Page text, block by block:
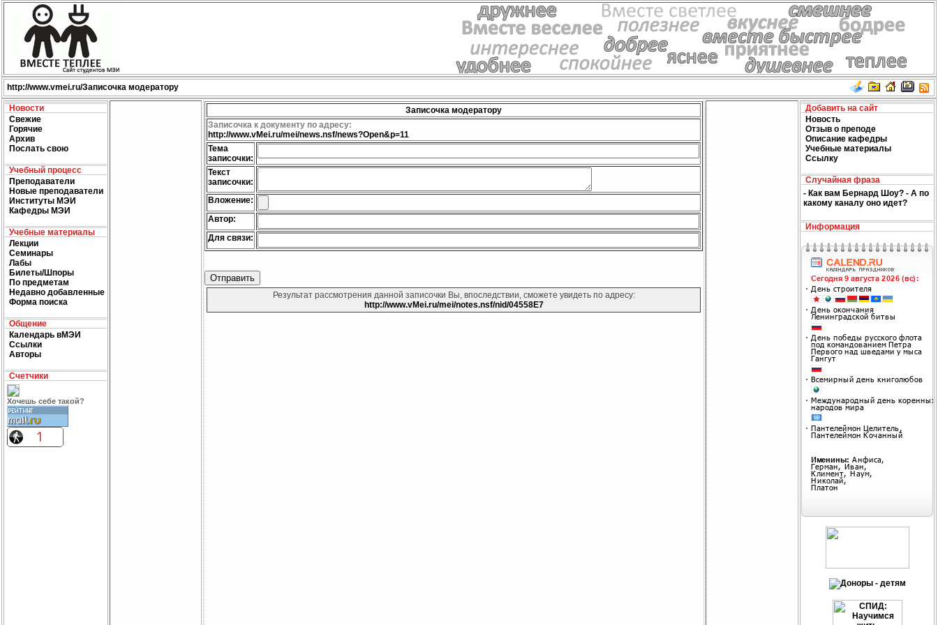
http://www.vmei.ru/Записочка модератору
Новости
Свежие
Горячие
Архив
Послать свою
Учебный процесс
Преподаватели
Новые преподаватели
Институты МЭИ
Кафедры МЭИ
Учебные материалы
Лекции
Семинары
Лабы
Билеты/Шпоры
По предметам
Недавно добавленные
Форма поиска
Общение
Календарь вМЭИ
Ссылки
Авторы
Счетчики
Хочешь себе такой?
Записочка модератору
Записочка к документу по адресу:
http://www.vMei.ru/mei/news.nsf/news?Open&p=11
Тема
записочки:
Текcт
записочки:
Вложение:
Автор:
Для связи:
Результат рассмотрения данной записочки Вы, впоследствии, сможете увидеть по адресу:
http://www.vMei.ru/mei/notes.nsf/nid/04558E7
Добавить на сайт
Новость
Отзыв о преподе
Описание кафедры
Учебные материалы
Ссылку
Случайная фраза
- Как вам Бернард Шоу? - А по
какому каналу оно идет?
Информация